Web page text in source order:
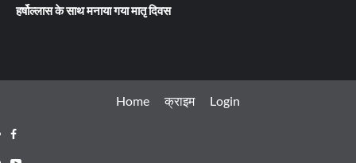
हर्षोल्लास के साथ मनाया गया मातृ दिवस
Home क्राइम Login
Facebook